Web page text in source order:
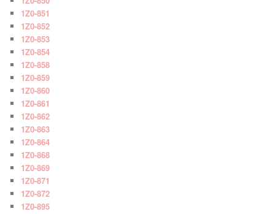
1Z0-851
1Z0-852
1Z0-853
1Z0-854
1Z0-858
1Z0-859
1Z0-860
1Z0-861
1Z0-862
1Z0-863
1Z0-864
1Z0-868
1Z0-869
1Z0-871
1Z0-872
1Z0-895